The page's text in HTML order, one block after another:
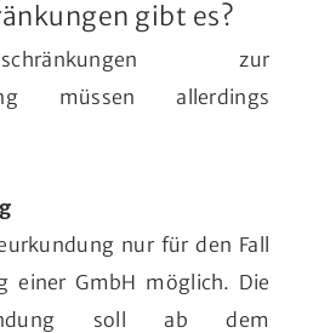
gibt es?
zur
müssen allerdings
nur für den Fall
einer GmbH möglich. Die
soll ab dem